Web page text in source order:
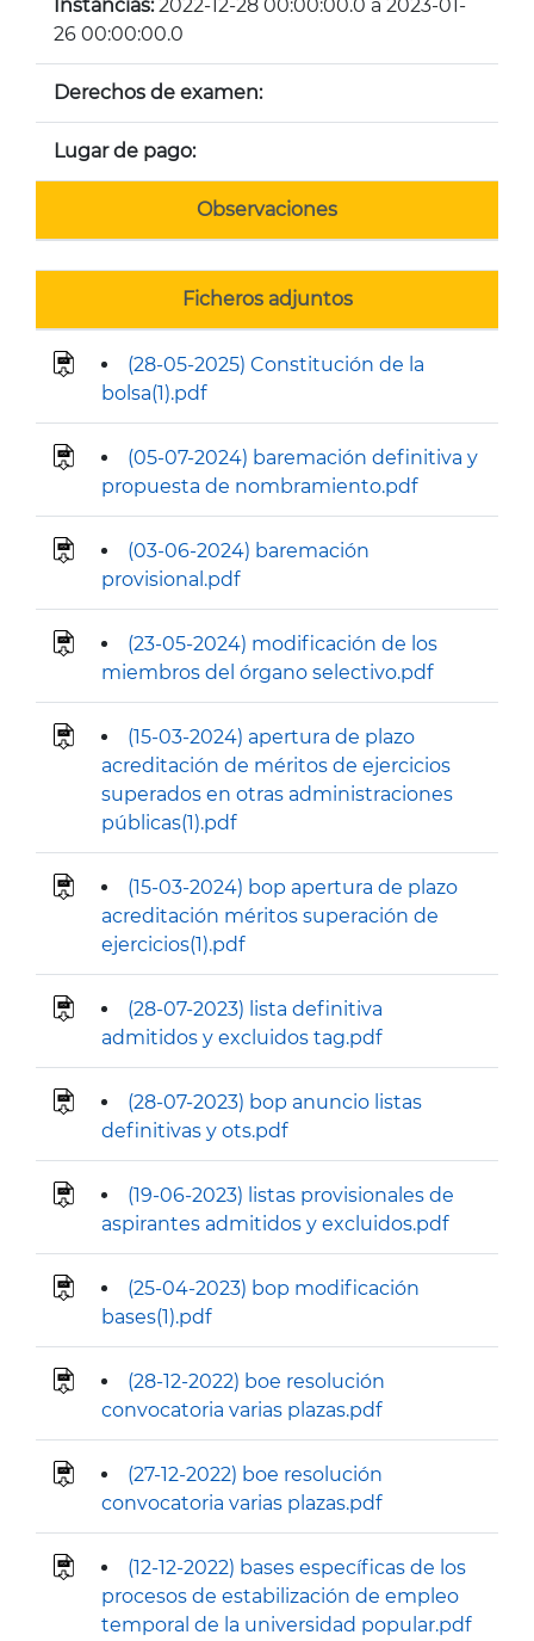
Instancias:2022-12-28 00:00:00.0 a 2023-01-
26 00:00:00.0
Derechos de examen:
Lugar de pago:
Observaciones
Ficheros adjuntos
(28-05-2025) Constitución de la
bolsa(1).pdf
(05-07-2024) baremación definitiva y
propuesta de nombramiento.pdf
(03-06-2024) baremación
provisional.pdf
(23-05-2024) modificación de los
miembros del órgano selectivo.pdf
(15-03-2024) apertura de plazo
acreditación de méritos de ejercicios
superados en otras administraciones
públicas(1).pdf
(15-03-2024) bop apertura de plazo
acreditación méritos superación de
ejercicios(1).pdf
(28-07-2023) lista definitiva
admitidos y excluidos tag.pdf
(28-07-2023) bop anuncio listas
definitivas y ots.pdf
(19-06-2023) listas provisionales de
aspirantes admitidos y excluidos.pdf
(25-04-2023) bop modificación
bases(1).pdf
(28-12-2022) boe resolución
convocatoria varias plazas.pdf
(27-12-2022) boe resolución
convocatoria varias plazas.pdf
(12-12-2022) bases específicas de los
procesos de estabilización de empleo
temporal de la universidad popular.pdf